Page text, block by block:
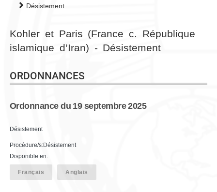
Kohler et Paris (France c. République
islamique d’Iran) - Désistement
ORDONNANCES
Ordonnance du 19 septembre 2025
Désistement
Procédure/s:Désistement
Disponible en:
Français Anglais
Désistement